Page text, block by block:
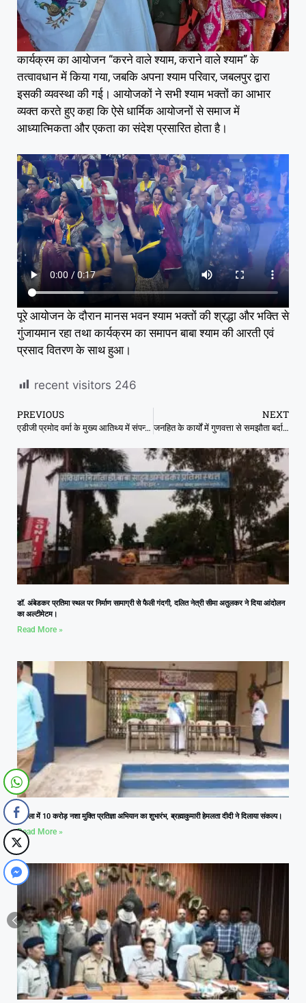
कार्यक्रम का आयोजन “करने वाले श्याम, कराने वाले श्याम” के
तत्वावधान में किया गया, जबकि अपना श्याम परिवार, जबलपुर द्वारा
इसकी व्यवस्था की गई। आयोजकों ने सभी श्याम भक्तों का आभार
व्यक्त करते हुए कहा कि ऐसे धार्मिक आयोजनों से समाज में
आध्यात्मिकता और एकता का संदेश प्रसारित होता है।
पूरे आयोजन के दौरान मानस भवन श्याम भक्तों की श्रद्धा और भक्ति से
गुंजायमान रहा तथा कार्यक्रम का समापन बाबा श्याम की आरती एवं
प्रसाद वितरण के साथ हुआ।
recent visitors 246
PREVIOUS
एडीजी प्रमोद वर्मा के मुख्य आतिथ्य में संपन्न हुई 25वीं पूर्वी जोन पुलिस खेल-कूद प्रतियोगिता
NEXT
जनहित के कार्यों में गुणवत्ता से समझौता बर्दास्त नहीं : आसिफ लांघा।
डॉ. अंबेडकर प्रतिमा स्थल पर निर्माण सामाग्री से फैली गंदगी, दलित नेत्री सीमा अतुलकर ने दिया आंदोलन
का अल्टीमेटम।
Read More »
आमला में 10 करोड़ नशा मुक्ति प्रतिज्ञा अभियान का शुभारंभ, ब्रह्माकुमारी हेमलता दीदी ने दिलाया संकल्प।
Read More »